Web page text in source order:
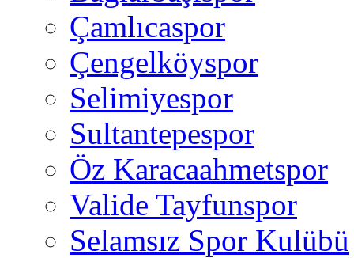
Çamlıcaspor
Çengelköyspor
Selimiyespor
Sultantepespor
Öz Karacaahmetspor
Valide Tayfunspor
Selamsız Spor Kulübü